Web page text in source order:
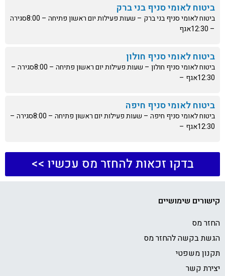
ביטוח לאומי סניף בני ברק
ביטוח לאומי סניף בני ברק – שעות פעילות יום ראשון פתיחה – 8:00סגירה
– 12:30אגף
ביטוח לאומי סניף חולון
ביטוח לאומי סניף חולון – שעות פעילות יום ראשון פתיחה – 8:00סגירה –
12:30אגף –
ביטוח לאומי סניף חיפה
ביטוח לאומי סניף חיפה – שעות פעילות יום ראשון פתיחה – 8:00סגירה –
12:30אגף –
בדקו זכאות להחזר מס עכשיו >>
קישורים שימושיים
החזר מס
הגשת בקשה להחזר מס
תקנון משפטי
יצירת קשר